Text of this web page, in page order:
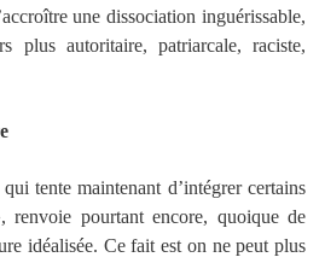
une dissociation inguérissable,
plus autoritaire, patriarcale, raciste,
tente maintenant d’intégrer certains
renvoie pourtant encore, quoique de
idéalisée. Ce fait est on ne peut plus